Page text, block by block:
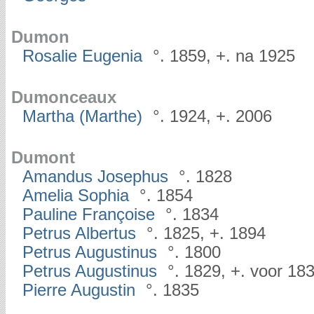
Dumon
Rosalie Eugenia
°. 1859, +. na 1925
Dumonceaux
Martha (Marthe)
°. 1924, +. 2006
Dumont
Amandus Josephus
°. 1828
Amelia Sophia
°. 1854
Pauline Françoise
°. 1834
Petrus Albertus
°. 1825, +. 1894
Petrus Augustinus
°. 1800
Petrus Augustinus
°. 1829, +. voor
Pierre Augustin
°. 1835